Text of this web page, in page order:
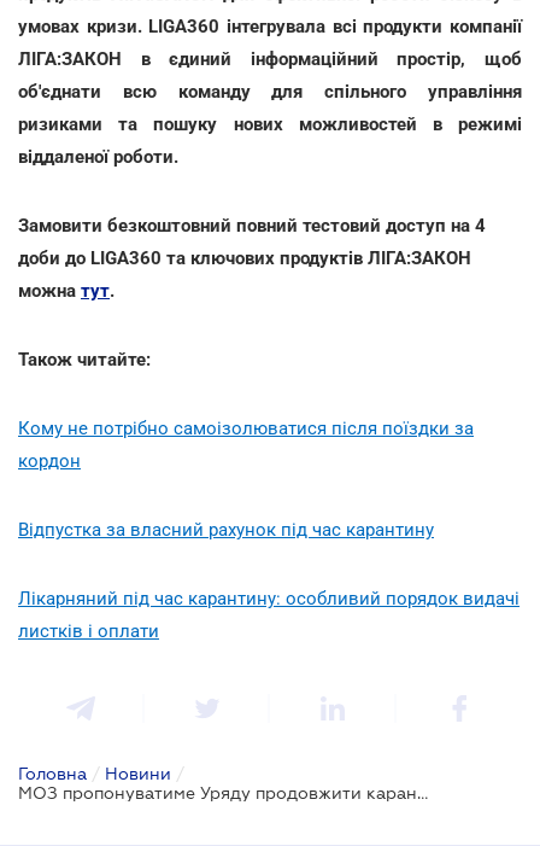
умовах кризи. LIGA360 інтегрувала всі продукти компанії
ЛІГА:ЗАКОН в єдиний інформаційний простір, щоб
об'єднати всю команду для спільного управління
ризиками та пошуку нових можливостей в режимі
віддаленої роботи.
Замовити безкоштовний повний тестовий доступ на 4
доби до LIGA360 та ключових продуктів ЛІГА:ЗАКОН
можна тут.
Також читайте:
Кому не потрібно самоізолюватися після поїздки за
кордон
Відпустка за власний рахунок під час карантину
Лікарняний під час карантину: особливий порядок видачі
листків і оплати
Головна / Новини /
МОЗ пропонуватиме Уряду продовжити карантинні заходи до 12 травня